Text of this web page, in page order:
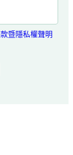
暨隱私權聲明